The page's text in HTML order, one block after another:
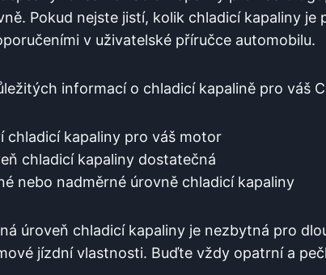
Pokud nejste jistí, kolik chladicí kapaliny je
v uživatelské příručce automobilu.
informací o chladicí kapalině pro váš
chladicí kapaliny pro váš motor
chladicí kapaliny dostatečná
nebo nadměrné úrovně chladicí kapaliny
úroveň chladicí kapaliny je nezbytná pro
jízdní vlastnosti. Buďte vždy opatrní a